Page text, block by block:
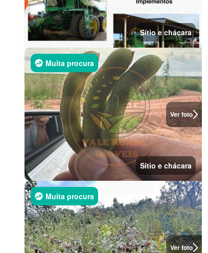
Sítio e chácara
Ver foto
Muita procura
Sítio e chácara
Ver foto
Muita procura